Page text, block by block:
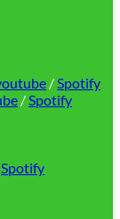
/Spotify
/Spotify
Spotify